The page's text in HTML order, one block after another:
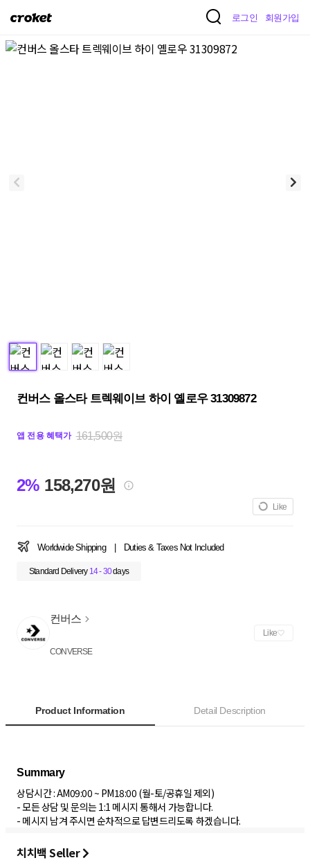
크
켓
로그인 회원가입
컨버스 올스타 트렉웨이브 하이 옐로우 31309872
앱 전용 혜택가 161,500원
2% 158,270원
Like
Worldwide Shipping Duties & Taxes Not Included
Standard Delivery 14 - 30days
컨버스
CONVERSE
Like
Product Information Detail Description
Summary
상담시간 : AM09:00 ~ PM18:00 (월-토/공휴일 제외)
- 모든 상담 및 문의는 1:1 메시지 통해서 가능합니다.
- 메시지 남겨 주시면 순차적으로 답변드리도록 하겠습니다.
치치백 Seller